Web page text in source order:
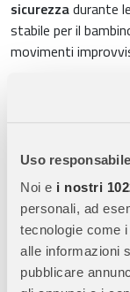
Uso
Noi e i nostri
personali, ad
tecnologie come
alle informazioni
pubblicare
sicurezzadurante
stabile per il
movimenti
Maggiore sicurezza
Aiuta a
sbilanciamento
Offre un sostegno
Comfort durante